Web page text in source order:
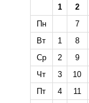
1 2
Пн
7
Вт
1 8
Ср
2 9
Чт
3 10
Пт
4 11